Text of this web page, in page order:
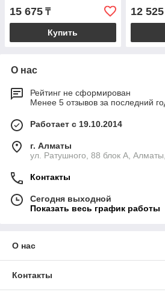
15 675 ₸
Купить
Сада,
12 525
О нас
Рейтинг не сформирован
Менее 5 отзывов за последний
Работает с 19.10.2014
г. Алматы
ул. Ратушного, 88 блок A,
Контакты
Сегодня выходной
Показать весь график работы
О нас
Контакты